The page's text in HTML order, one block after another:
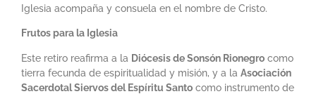
Iglesia acompaña y consuela en el nombre de Cristo.
Frutos para la Iglesia
Este retiro reafirma a la Diócesis de Sonsón Rionegro como
tierra fecunda de espiritualidad y misión, y a la Asociación
Sacerdotal Siervos del Espíritu Santo como instrumento de